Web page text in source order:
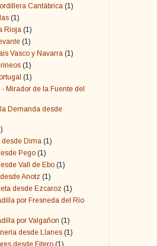
Cantábrica (1)
(1)
Rioja (1)
(1)
Vasco y Navarra (1)
(1)
(1)
Mirador de la Fuente del
Demanda desde
Dima (1)
Pego (1)
Vall de Ebo (1)
Anotz (1)
desde Ezcaroz (1)
por Fresneda del Río
por Valgañon (1)
desde Llanes (1)
desde Fitero (1)